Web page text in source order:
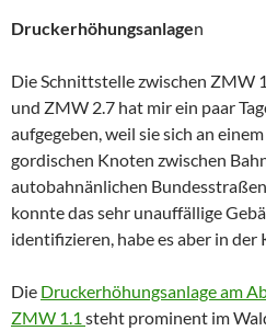
Druckerhöhungsanlagen
Die Schnittstelle zwischen ZMW
und ZMW 2.7 hat mir ein paar
aufgegeben, weil sie sich an
gordischen Knoten zwischen
autobahnänlichen
konnte das sehr unauffällige
identifizieren, habe es aber in der
Die Druckerhöhungsanlage am
ZMW 1.1 steht prominent im